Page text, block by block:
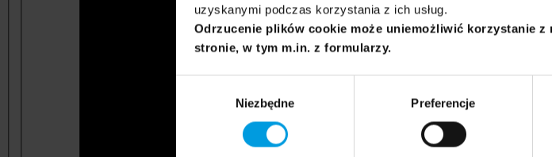
uzyskanymi podczas korzystania z ich usług.
Odrzucenie plików cookie może uniemożliwić korzystanie
stronie, w tym m.in. z formularzy.
Niezbędne Preferencje